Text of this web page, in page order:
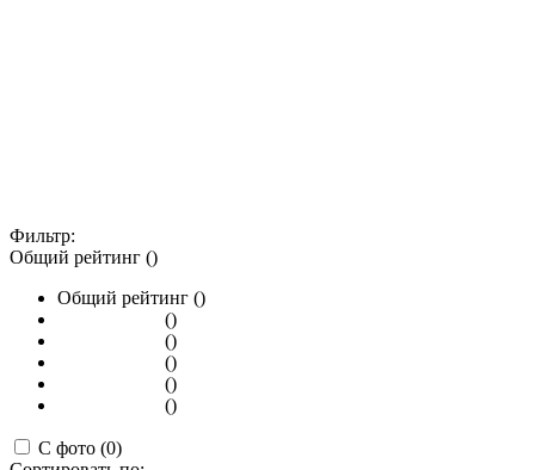
Фильтр:
Общий рейтинг ()
Общий рейтинг ()
()
()
()
()
()
С фото (0)